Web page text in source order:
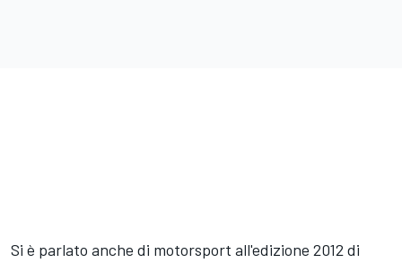
Si è parlato anche di motorsport all'edizione 2012 di